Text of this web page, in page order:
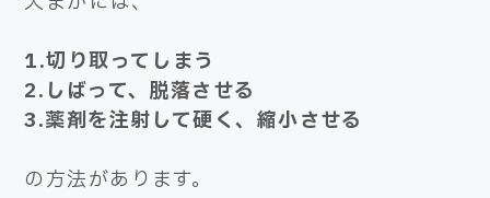
1.切り取ってしまう
2.しばって、脱落させる
3.薬剤を注射して硬く、縮小させる
の方法があります。